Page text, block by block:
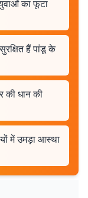
का फूटा
हैं पांडू के
की धान की
में उमड़ा आस्था